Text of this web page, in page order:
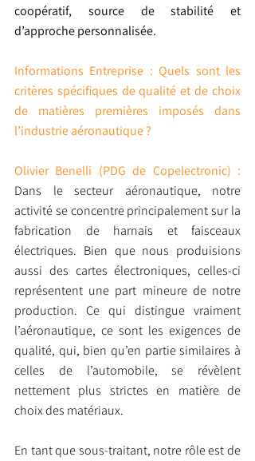
coopératif, source de stabilité et
d’approche personnalisée.
Informations Entreprise : Quels sont les
critères spécifiques de qualité et de choix
de matières premières imposés dans
l’industrie aéronautique ?
Olivier Benelli (PDG de Copelectronic) :
Dans le secteur aéronautique, notre
activité se concentre principalement sur la
fabrication de harnais et faisceaux
électriques. Bien que nous produisions
aussi des cartes électroniques, celles-ci
représentent une part mineure de notre
production. Ce qui distingue vraiment
l’aéronautique, ce sont les exigences de
qualité, qui, bien qu’en partie similaires à
celles de l’automobile, se révèlent
nettement plus strictes en matière de
choix des matériaux.
En tant que sous-traitant, notre rôle est de